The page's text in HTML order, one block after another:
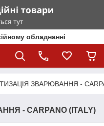
обладнанні
ЗВАРЮВАННЯ -
- CARPANO (ITALY)